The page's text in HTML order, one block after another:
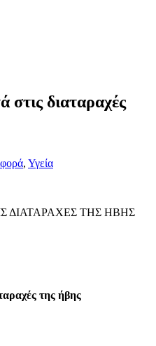
στις διαταραχές
, Υγεία
ΔΙΑΤΑΡΑΧΕΣ ΤΗΣ ΗΒΗΣ
της ήβης